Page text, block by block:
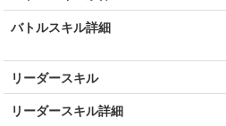
バトルスキル詳細
リーダースキル
リーダースキル詳細